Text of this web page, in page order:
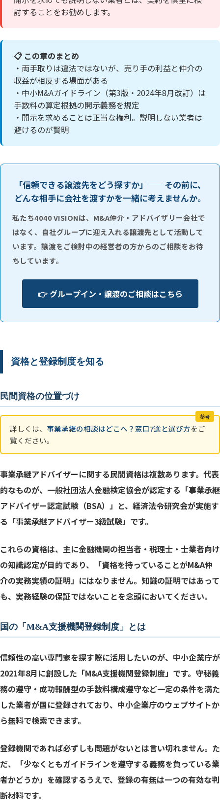
討することをお勧めします。
📋 この章のまとめ
・両手取りは違法ではないが、売り手の利益と仲介の
収益が相反する場面がある
・中小M&Aガイドライン（第3版・2024年8月改訂）は
手数料の算定根拠の開示義務を規定
・開示を求めることは正当な権利。説明しない業者は
避けるのが賢明
「信頼できる譲渡先をどう探すか」——その前に、
どんな相手に会社を渡すかを一緒に考えませんか。
私たち4040 VISIONは、M&A仲介・アドバイザリー会社で
はなく、自社グループに迎え入れる譲渡先として活動して
います。譲渡をご検討中の経営者の方からのご相談をお待
ちしています。
👉 グループイン・譲渡のご相談はこちら
資格と登録制度を知る
民間資格の位置づけ
参考
詳しくは、 事業承継の相談はどこへ？窓口7選と選び方をご
覧ください。
事業承継アドバイザーに関する民間資格は複数あります。代表
的なものが、一般社団法人金融検定協会が認定する「事業承継
アドバイザー認定試験（BSA）」と、経済法令研究会が実施す
る「事業承継アドバイザー3級試験」です。
これらの資格は、主に金融機関の担当者・税理士・士業者向け
の知識認定が目的であり、「資格を持っていることがM&A仲
介の実務実績の証明」にはなりません。知識の証明ではあって
も、実務経験の保証ではないことを念頭においてください。
国の「M&A支援機関登録制度」とは
信頼性の高い専門家を探す際に活用したいのが、中小企業庁が
2021年8月に創設した「M&A支援機関登録制度」です。守秘義
務の遵守・成功報酬型の手数料構成遵守など一定の条件を満た
した業者が国に登録されており、中小企業庁のウェブサイトか
ら無料で検索できます。
登録機関であれば必ずしも問題がないとは言い切れません。た
だ、「少なくともガイドラインを遵守する義務を負っている業
者かどうか」を確認するうえで、登録の有無は一つの有効な判
断材料です。